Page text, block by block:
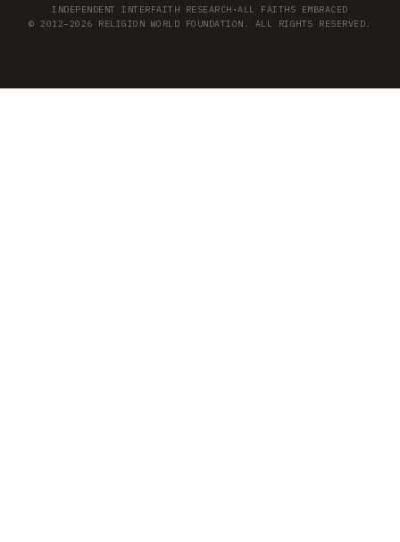
INDEPENDENT INTERFAITH RESEARCH •ALL FAITHS EMBRACED
© 2012–2026 RELIGION WORLD FOUNDATION. ALL RIGHTS RESERVED.